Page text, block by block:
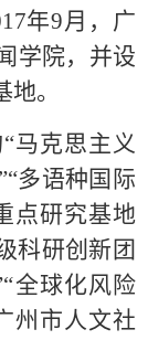
年9月，广
学院，并设
。
“马克思主义
”“多语种国际
点研究基地
科研创新团
全球化风险
州市人文社